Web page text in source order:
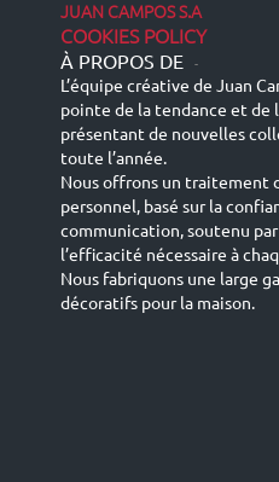
JUAN CAMPOS S.A
COOKIES POLICY
À PROPOS DE -
L’équipe créative de Juan
pointe de la tendance et de
présentant de nouvelles
toute l’année.
Nous offrons un traitement
personnel, basé sur la
communication, soutenu
l’efficacité nécessaire à
Nous fabriquons une large
décoratifs pour la maison.